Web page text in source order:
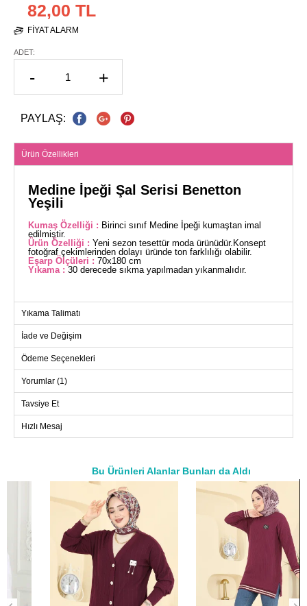
82,00 TL
FIYAT ALARM
ADET:
- +
PAYLAŞ:
Ürün Özellikleri
Medine İpeği Şal Serisi Benetton
Yeşili
Kumaş Özelliği : Birinci sınıf Medine İpeği kumaştan imal
edilmiştir.
Ürün Özelliği : Yeni sezon tesettür moda ürünüdür.Konsept
fotoğraf çekimlerinden dolayı üründe ton farklılığı olabilir.
Eşarp Ölçüleri : 70x180 cm
Yıkama : 30 derecede sıkma yapılmadan yıkanmalıdır.
Yıkama Talimatı
İade ve Değişim
Ödeme Seçenekleri
Yorumlar (1)
Tavsiye Et
Hızlı Mesaj
Bu Ürünleri Alanlar Bunları da Aldı
a>